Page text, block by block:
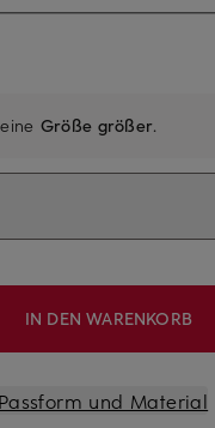
Größe größer.
IN DEN WARENKORB
und Material